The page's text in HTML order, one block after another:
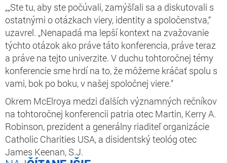
„„Ste tu, aby ste počúvali, zamýšľali sa a diskutovali s
ostatnými o otázkach viery, identity a spoločenstva,“
uzavrel. „Nenapadá ma lepší kontext na zvažovanie
týchto otázok ako práve táto konferencia, práve teraz
a práve na tejto univerzite. V duchu tohtoročnej témy
konferencie sme hrdí na to, že môžeme kráčať spolu s
vami, bok po boku, v našej spoločnej viere.“
Okrem McElroya medzi ďalších významných rečníkov
na tohtoročnej konferencii patria otec Martin, Kerry A.
Robinson, prezident a generálny riaditeľ organizácie
Catholic Charities USA, a disidentský teológ otec
James Keenan, S.J.